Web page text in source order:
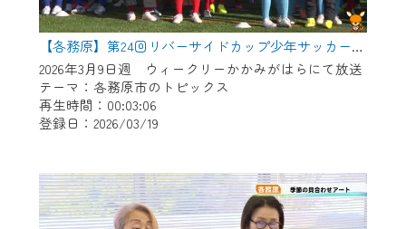
【各務原】第24回リバーサイドカップ少年サッカー大会
2026年3月9日週 ウィークリーかかみがはらにて放送
テーマ：各務原市のトピックス
再生時間：00:03:06
登録日：2026/03/19